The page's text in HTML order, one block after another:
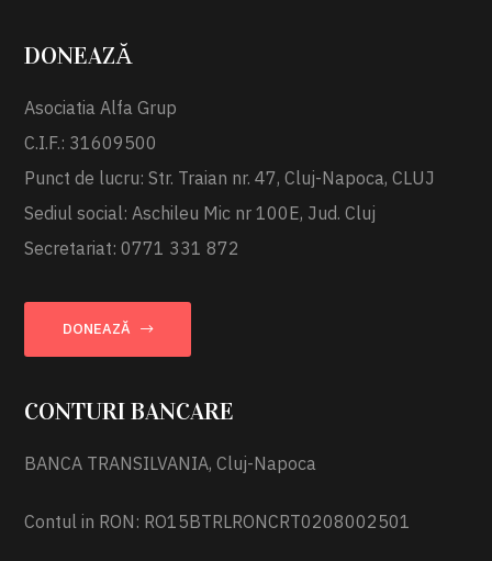
DONEAZĂ
Asociatia Alfa Grup
C.I.F.: 31609500
Punct de lucru: Str. Traian nr. 47, Cluj-Napoca, CLUJ
Sediul social: Aschileu Mic nr 100E, Jud. Cluj
Secretariat: 0771 331 872
DONEAZĂ
CONTURI BANCARE
BANCA TRANSILVANIA, Cluj-Napoca
Contul in RON: RO15BTRLRONCRT0208002501